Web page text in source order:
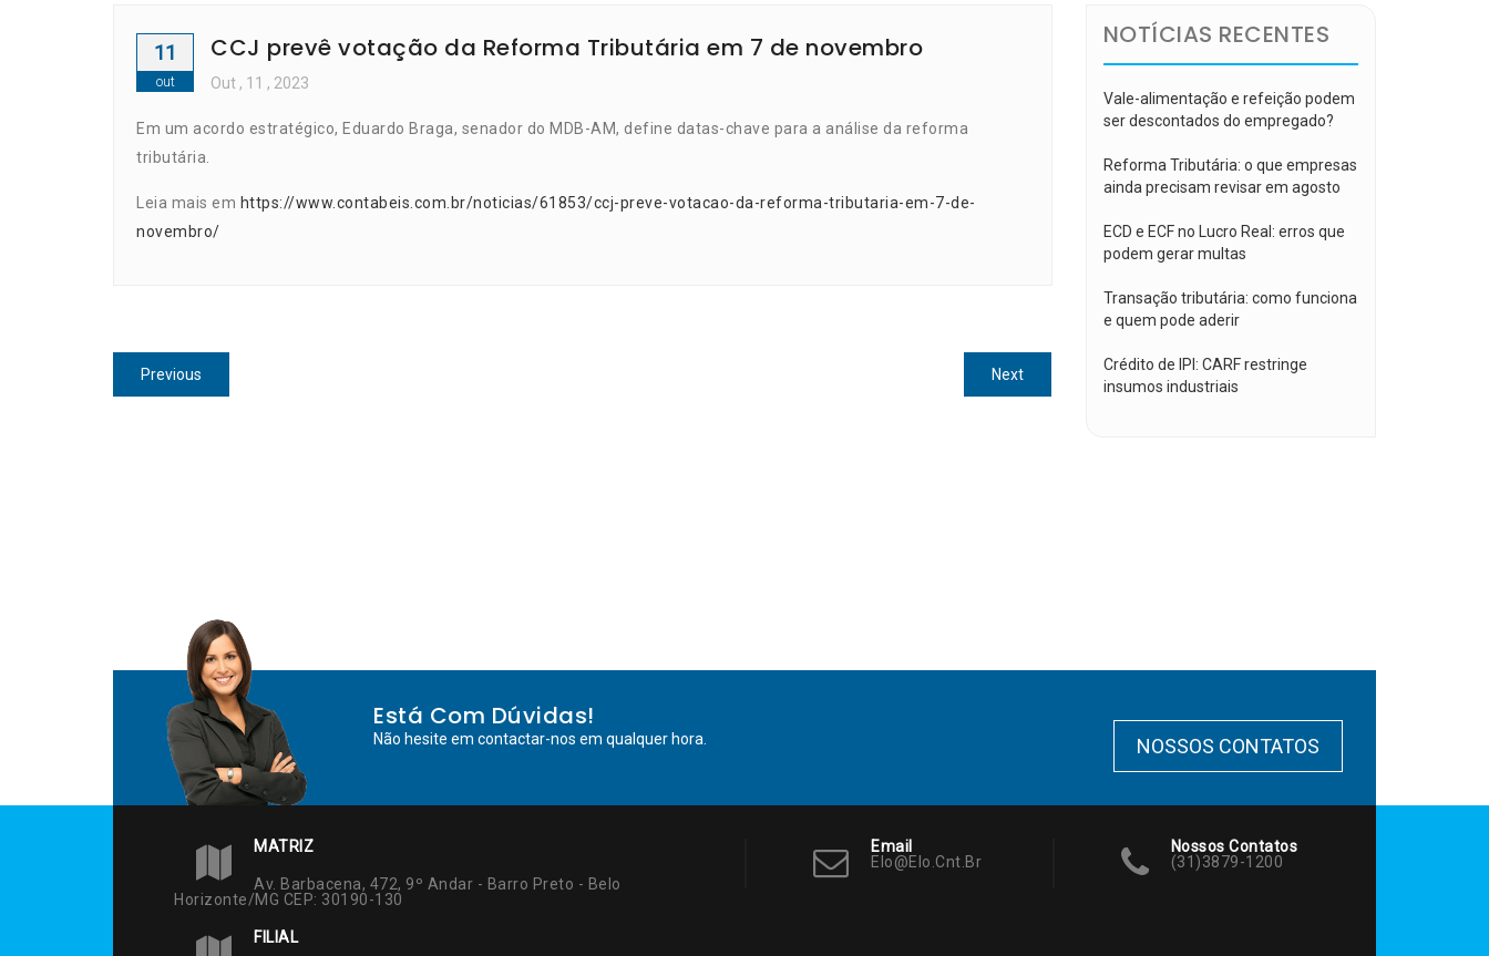
11
out
CCJ prevê votação da Reforma Tributária em 7 de novembro
Out , 11 , 2023
Em um acordo estratégico, Eduardo Braga, senador do MDB-AM, define datas-chave para a análise da reforma
tributária.
Leia mais em https://www.contabeis.com.br/noticias/61853/ccj-preve-votacao-da-reforma-tributaria-em-7-de-
novembro/
Navegação
de
Previous
post:
NextNext
post:
NOTÍCIAS RECENTES
Vale-alimentação e refeição podem
ser descontados do empregado?
Reforma Tributária: o que empresas
ainda precisam revisar em agosto
ECD e ECF no Lucro Real: erros que
podem gerar multas
Transação tributária: como funciona
e quem pode aderir
Crédito de IPI: CARF restringe
insumos industriais
Está Com Dúvidas!
Não hesite em contactar-nos em qualquer hora. NOSSOS CONTATOS
MATRIZ
Av. Barbacena, 472, 9º Andar - Barro Preto - Belo
Horizonte/MG CEP: 30190-130
FILIAL
Email
Elo@elo.cnt.br
Nossos Contatos
(31)3879-1200